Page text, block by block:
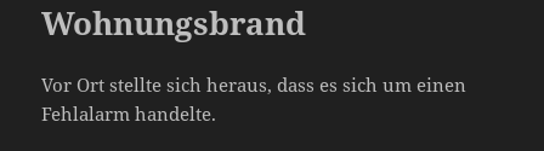
Wohnungsbrand
Vor Ort stellte sich heraus, dass es sich um einen
Fehlalarm handelte.